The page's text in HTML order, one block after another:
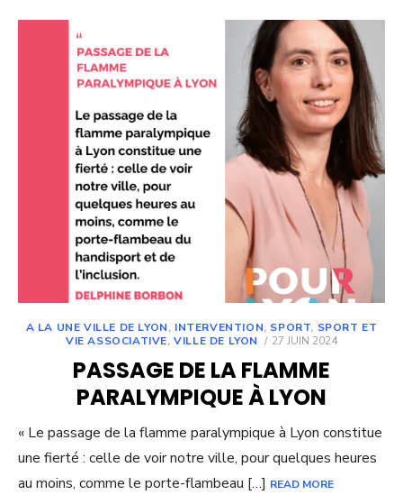
A LA UNE VILLE DE LYON, INTERVENTION, SPORT, SPORT ET
VIE ASSOCIATIVE,VILLE DE LYON
POSTED
27 JUIN 2024
PASSAGE DE LA FLAMME
PARALYMPIQUE À LYON
« Le passage de la flamme paralympique à Lyon constitue
une fierté : celle de voir notre ville, pour quelques heures
au moins, comme le porte-flambeau […] READ MORE